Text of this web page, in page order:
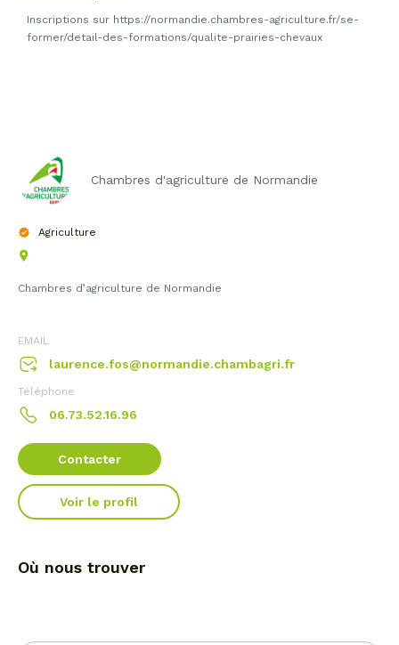
Inscriptions sur https://normandie.chambres-agriculture.fr/se-
former/detail-des-formations/qualite-prairies-chevaux
Chambres d'agriculture de Normandie
Agriculture
Chambres d’agriculture de Normandie
EMAIL
laurence.fos@normandie.chambagri.fr
Téléphone
06.73.52.16.96
Contacter
Voir le profil
Où nous trouver